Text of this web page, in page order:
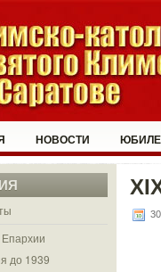
НОВОСТИ
до 1939